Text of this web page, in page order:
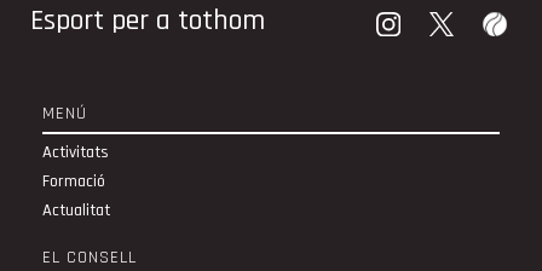
Esport per a tothom
MENÚ
Activitats
Formació
Actualitat
EL CONSELL